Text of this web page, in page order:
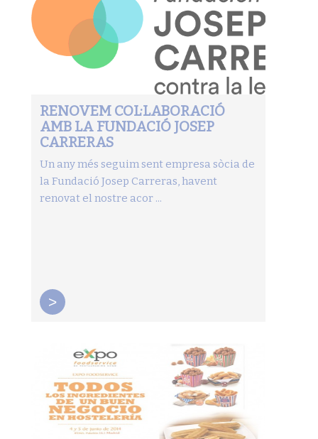
RENOVEM COL·LABORACIÓ
AMB LA FUNDACIÓ JOSEP
CARRERAS
Un any més seguim sent empresa sòcia de
la Fundació Josep Carreras, havent
renovat el nostre acor ...
>